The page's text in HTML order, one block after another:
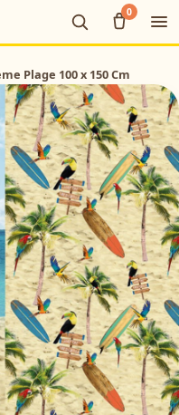
0
Plage 100 x 150 Cm